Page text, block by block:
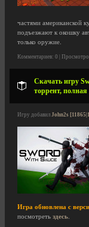
частями американской
подъезжают к окошку
только оружие.
Комментариев: 0 |
Скачать игру
торрент, полная
Игру добавил John2s
Игра обновлена с
посмотреть здесь